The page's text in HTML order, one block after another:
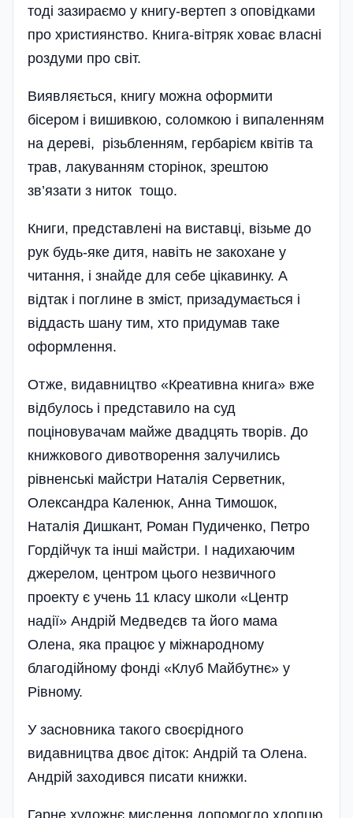
тоді зазираємо у книгу-вертеп з оповідками
про християнство. Книга-вітряк ховає власні
роздуми про світ.
Виявляється, книгу можна оформити
бісером і вишивкою, соломкою і випаленням
на дереві, різьбленням, гербарієм квітів та
трав, лакуванням сторінок, зрештою
зв’язати з ниток тощо.
Книги, представлені на виставці, візьме до
рук будь-яке дитя, навіть не закохане у
читання, і знайде для себе цікавинку. А
відтак і поглине в зміст, призадумається і
віддасть шану тим, хто придумав таке
оформлення.
Отже, видавництво «Креативна книга» вже
відбулось і представило на суд
поціновувачам майже двадцять творів. До
книжкового дивотворення залучились
рівненські майстри Наталія Серветник,
Олександра Каленюк, Анна Тимошок,
Наталія Дишкант, Роман Пудиченко, Петро
Гордійчук та інші майстри. І надихаючим
джерелом, центром цього незвичного
проекту є учень 11 класу школи «Центр
надії» Андрій Медведєв та його мама
Олена, яка працює у міжнародному
благодійному фонді «Клуб Майбутнє» у
Рівному.
У засновника такого своєрідного
видавництва двоє діток: Андрій та Олена.
Андрій заходився писати книжки.